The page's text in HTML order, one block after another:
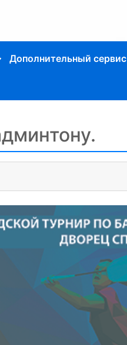
Дополнительный сервис